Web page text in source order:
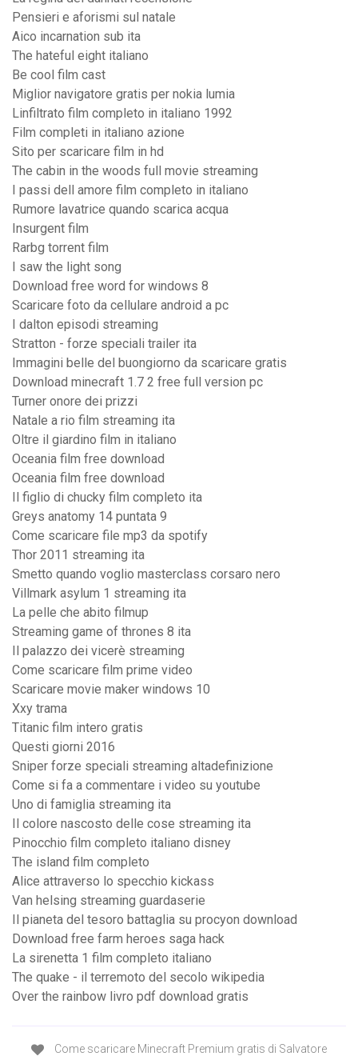
Pensieri e aforismi sul natale
Aico incarnation sub ita
The hateful eight italiano
Be cool film cast
Miglior navigatore gratis per nokia lumia
Linfiltrato film completo in italiano 1992
Film completi in italiano azione
Sito per scaricare film in hd
The cabin in the woods full movie streaming
I passi dell amore film completo in italiano
Rumore lavatrice quando scarica acqua
Insurgent film
Rarbg torrent film
I saw the light song
Download free word for windows 8
Scaricare foto da cellulare android a pc
I dalton episodi streaming
Stratton - forze speciali trailer ita
Immagini belle del buongiorno da scaricare gratis
Download minecraft 1.7 2 free full version pc
Turner onore dei prizzi
Natale a rio film streaming ita
Oltre il giardino film in italiano
Oceania film free download
Oceania film free download
Il figlio di chucky film completo ita
Greys anatomy 14 puntata 9
Come scaricare file mp3 da spotify
Thor 2011 streaming ita
Smetto quando voglio masterclass corsaro nero
Villmark asylum 1 streaming ita
La pelle che abito filmup
Streaming game of thrones 8 ita
Il palazzo dei vicerè streaming
Come scaricare film prime video
Scaricare movie maker windows 10
Xxy trama
Titanic film intero gratis
Questi giorni 2016
Sniper forze speciali streaming altadefinizione
Come si fa a commentare i video su youtube
Uno di famiglia streaming ita
Il colore nascosto delle cose streaming ita
Pinocchio film completo italiano disney
The island film completo
Alice attraverso lo specchio kickass
Van helsing streaming guardaserie
Il pianeta del tesoro battaglia su procyon download
Download free farm heroes saga hack
La sirenetta 1 film completo italiano
The quake - il terremoto del secolo wikipedia
Over the rainbow livro pdf download gratis
Come scaricare Minecraft Premium gratis di Salvatore